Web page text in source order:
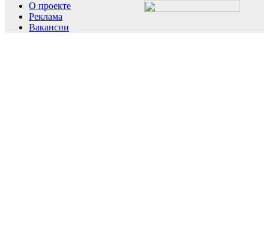
О проекте
Реклама
Вакансии